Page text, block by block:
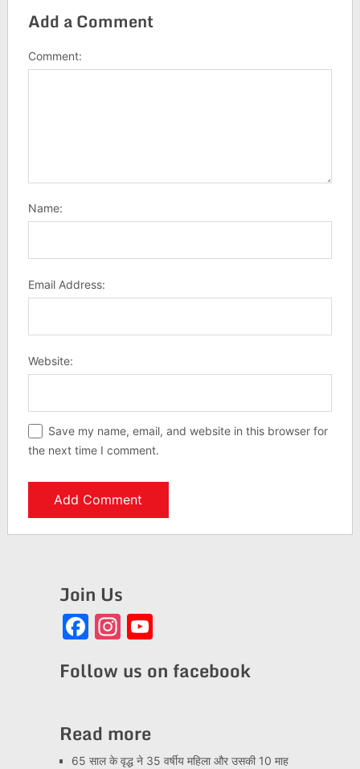
Add a Comment
Comment:
Name:
Email Address:
Website:
Save my name, email, and website in this browser for
the next time I comment.
Join Us
Facebook
Instagram
YouTube
Follow us on facebook
Read more
65 साल के वृद्ध ने 35 वर्षीय महिला और उसकी 10 माह